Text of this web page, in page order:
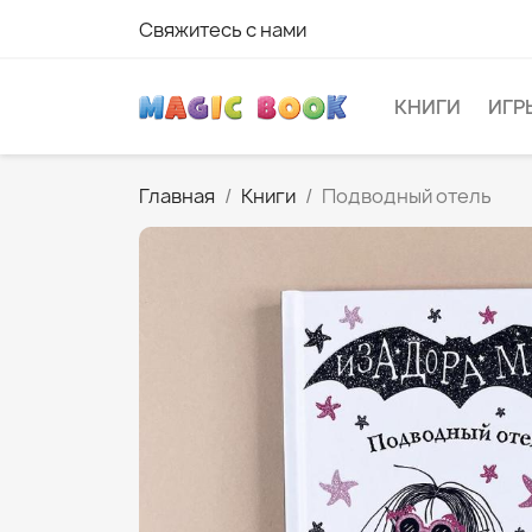
Свяжитесь с нами
КНИГИ
Главная Книги Подводный отель